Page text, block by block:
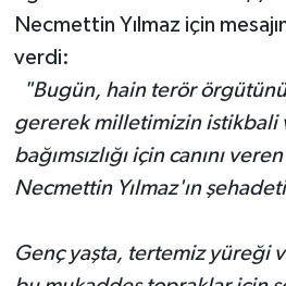
Necmettin Yılmaz için
verdi:
"Bugün, hain terör
gererek milletimizin istikbali
bağımsızlığı için canını
Necmettin Yılmaz'ın
Genç yaşta, tertemiz yüreği